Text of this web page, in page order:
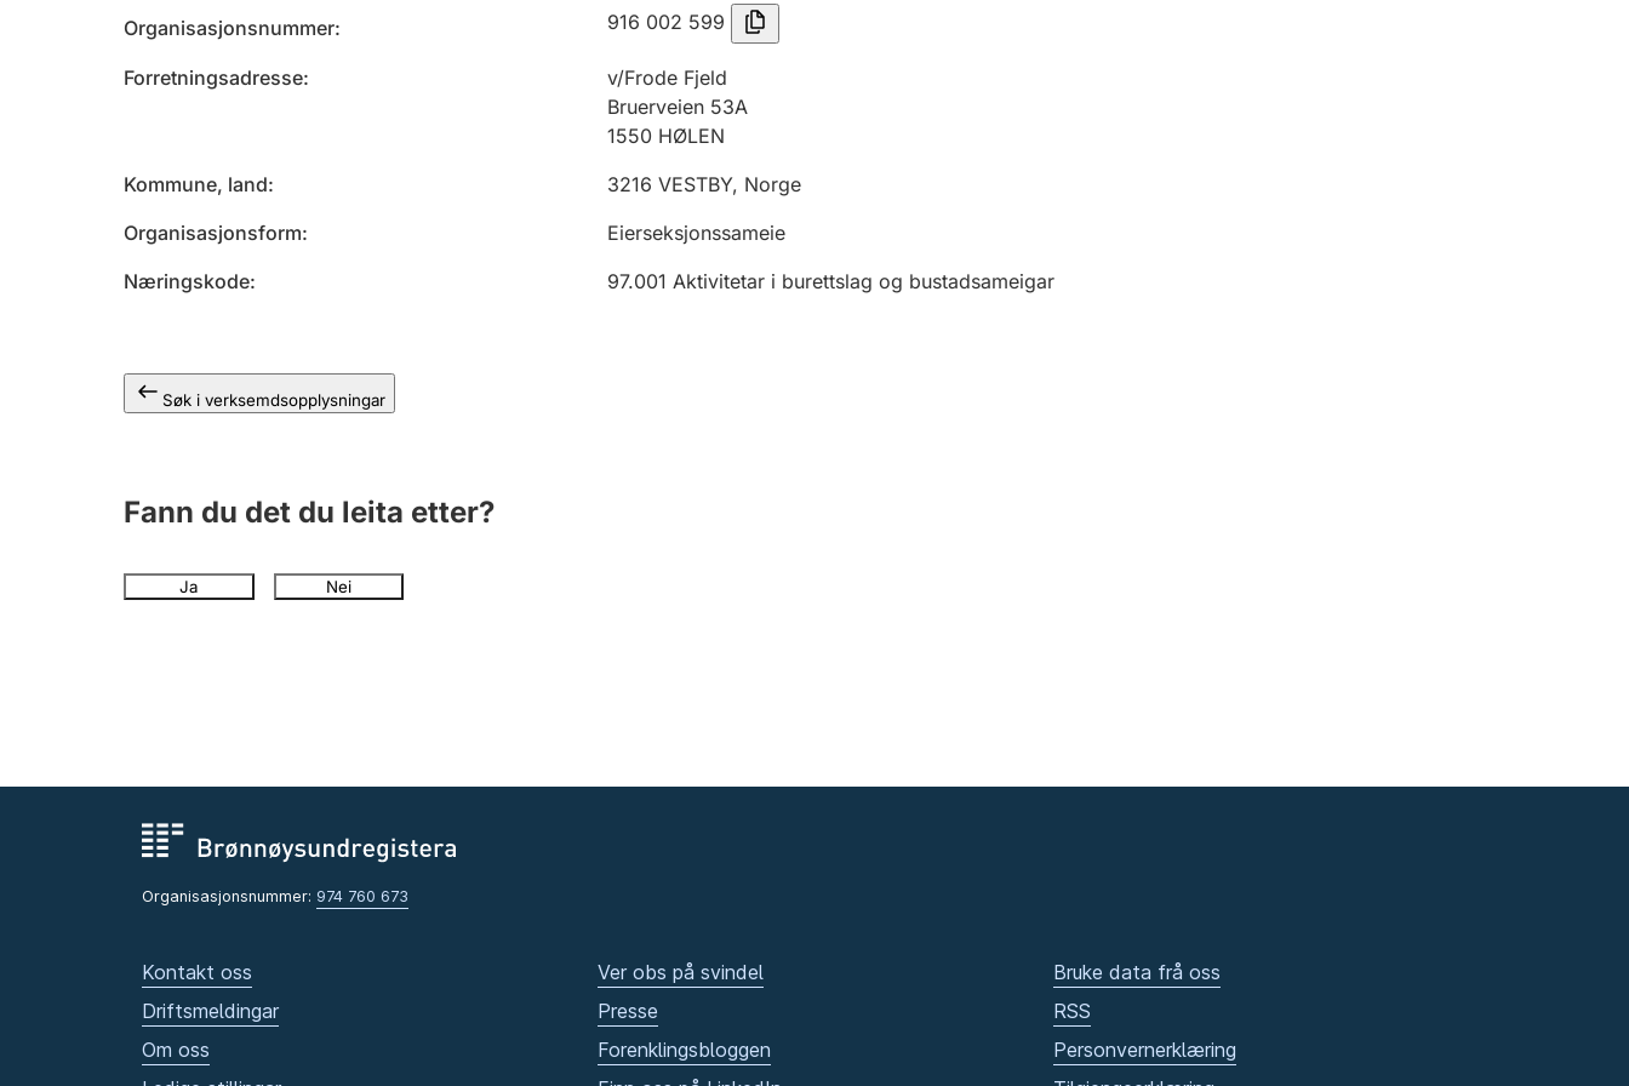
Organisasjonsnummer 916 002 599
Forretningsadresse
v/Frode Fjeld
Bruerveien 53A
1550 HØLEN
Kommune, land
3216 VESTBY, Norge
Organisasjonsform
Eierseksjonssameie
Næringskode
97.001 Aktivitetar i burettslag og bustadsameigar
Søk i verksemdsopplysningar
Fann du det du leita etter?
Ja Nei
Organisasjonsnummer: 974 760 673
Kontakt oss
Driftsmeldingar
Om oss
Ver obs på svindel
Presse
Forenklingsbloggen
Bruke data frå oss
RSS
Personvernerklæring